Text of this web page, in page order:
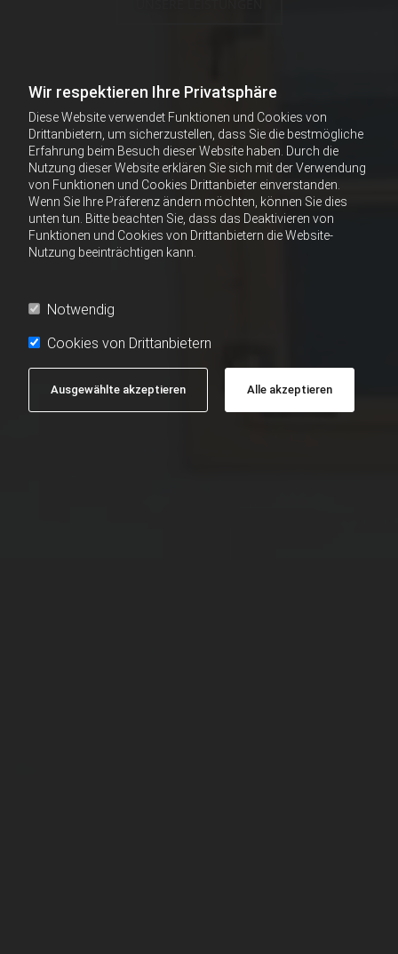
Wir respektieren Ihre Privatsphäre
Diese Website verwendet Funktionen und Cookies von
Drittanbietern, um sicherzustellen, dass Sie die bestmögliche
Erfahrung beim Besuch dieser Website haben. Durch die
Nutzung dieser Website erklären Sie sich mit der Verwendung
von Funktionen und Cookies Drittanbieter einverstanden.
Wenn Sie Ihre Präferenz ändern möchten, können Sie dies
unten tun. Bitte beachten Sie, dass das Deaktivieren von
Funktionen und Cookies von Drittanbietern die Website-
Nutzung beeinträchtigen kann.
Notwendig
Cookies von Drittanbietern
Ausgewählte akzeptieren Alle akzeptieren